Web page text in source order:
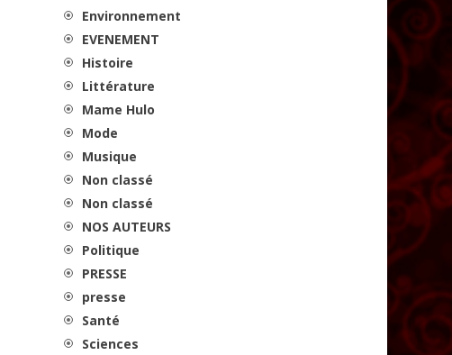
Environnement
EVENEMENT
Histoire
Littérature
Mame Hulo
Mode
Musique
Non classé
Non classé
NOS AUTEURS
Politique
PRESSE
presse
Santé
Sciences